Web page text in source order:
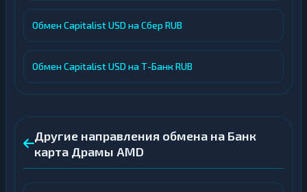
Обмен Capitalist USD на Сбер RUB
Обмен Capitalist USD на Т-Банк RUB
Другие направления обмена на Банк
карта Драмы AMD